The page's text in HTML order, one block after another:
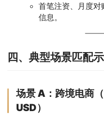
首笔注资、月度
信息。
四、典型场景匹配
场景 A：跨境电商
USD）